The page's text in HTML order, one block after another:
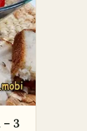
– 3